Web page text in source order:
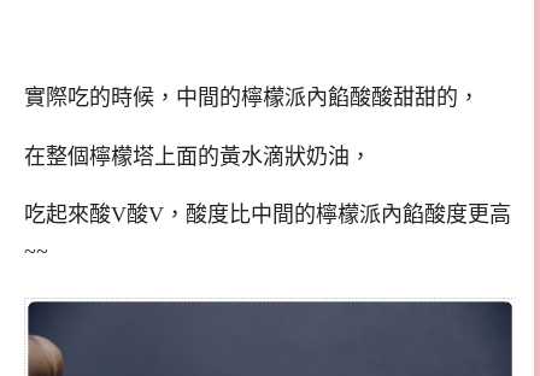
實際吃的時候，中間的檸檬派內餡酸酸甜甜的，
在整個檸檬塔上面的黃水滴狀奶油，
吃起來酸V酸V，酸度比中間的檸檬派內餡酸度更高
~~